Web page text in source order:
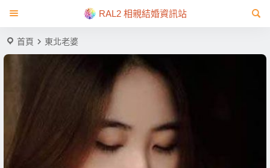
RAL2 相親結婚資訊站
首頁 東北老婆